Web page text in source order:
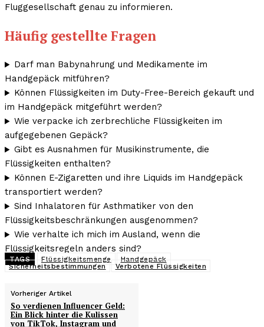
Fluggesellschaft genau zu informieren.
Häufig gestellte Fragen
Darf man Babynahrung und Medikamente im
Handgepäck mitführen?
Können Flüssigkeiten im Duty-Free-Bereich gekauft und
im Handgepäck mitgeführt werden?
Wie verpacke ich zerbrechliche Flüssigkeiten im
aufgegebenen Gepäck?
Gibt es Ausnahmen für Musikinstrumente, die
Flüssigkeiten enthalten?
Können E-Zigaretten und ihre Liquids im Handgepäck
transportiert werden?
Sind Inhalatoren für Asthmatiker von den
Flüssigkeitsbeschränkungen ausgenommen?
Wie verhalte ich mich im Ausland, wenn die
Flüssigkeitsregeln anders sind?
TAGS Flüssigkeitsmenge
Handgepäck
Sicherheitsbestimmungen
Verbotene Flüssigkeiten
Vorheriger Artikel
So verdienen Influencer Geld:
Ein Blick hinter die Kulissen
von TikTok, Instagram und